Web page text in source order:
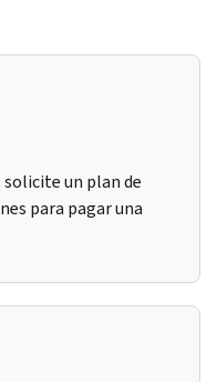
solicite un plan de
para pagar una